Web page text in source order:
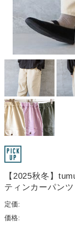
【2025秋冬】
ティンカーパン
定価:
価格: